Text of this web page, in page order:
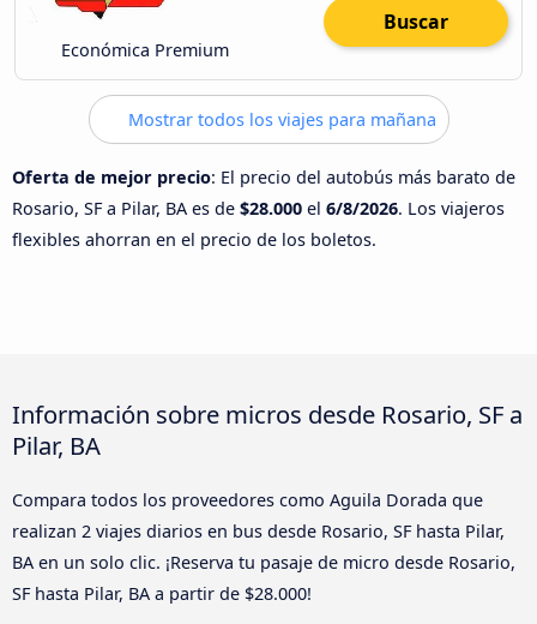
Económica Premium
Buscar
Mostrar todos los viajes para mañana
Oferta de mejor precio: El precio del autobús más barato de
Rosario, SF a Pilar, BA es de $28.000 el 6/8/2026. Los viajeros
flexibles ahorran en el precio de los boletos.
Información sobre micros desde Rosario, SF a
Pilar, BA
Compara todos los proveedores como Aguila Dorada que
realizan 2 viajes diarios en bus desde Rosario, SF hasta Pilar,
BA en un solo clic. ¡Reserva tu pasaje de micro desde Rosario,
SF hasta Pilar, BA a partir de $28.000!